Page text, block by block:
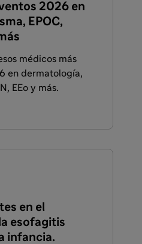
2026 en
EPOC,
médicos más
en dermatología,
EEo y más.
O DISPENSAR
en el
esofagitis
infancia.